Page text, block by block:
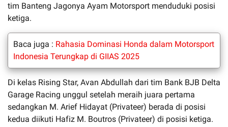
tim Banteng Jagonya Ayam Motorsport menduduki posisi
ketiga.
Baca juga : Rahasia Dominasi Honda dalam Motorsport
Indonesia Terungkap di GIIAS 2025
Di kelas Rising Star, Avan Abdullah dari tim Bank BJB Delta
Garage Racing unggul setelah meraih juara pertama
sedangkan M. Arief Hidayat (Privateer) berada di posisi
kedua diikuti Hafiz M. Boutros (Privateer) di posisi ketiga.